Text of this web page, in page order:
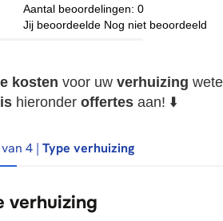
Aantal beoordelingen:0
Jij beoordeelde Nog niet beoordeeld
kosten voor uwverhuizing
hieronderoffertes aan! ⬇️